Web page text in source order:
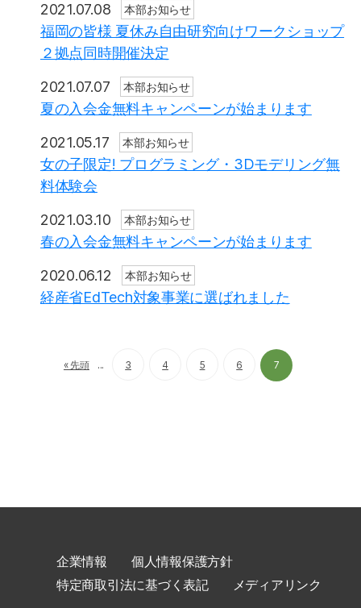
2021.07.08
本部お知らせ
福岡の皆様 夏休み自由研究向けワークショップ
２拠点同時開催決定
2021.07.07
本部お知らせ
夏の入会金無料キャンペーンが始まります
2021.05.17
本部お知らせ
女の子限定! プログラミング・3Dモデリング無
料体験会
2021.03.10
本部お知らせ
春の入会金無料キャンペーンが始まります
2020.06.12
本部お知らせ
経産省EdTech対象事業に選ばれました
« 先頭 ... 3 4 5 6 7
企業情報
個人情報保護方針
特定商取引法に基づく表記
メディアリンク